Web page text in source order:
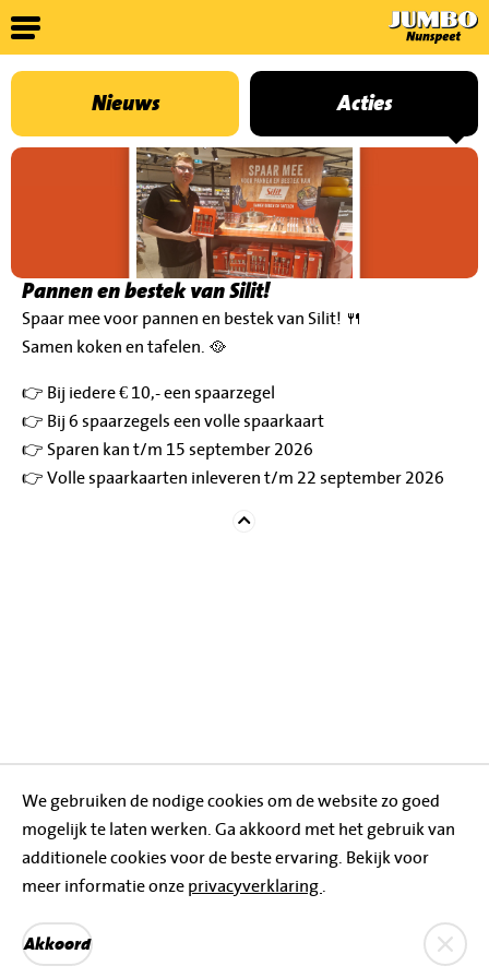
Nieuws Acties
Pannen en bestek van Silit!
Spaar mee voor pannen en bestek van Silit! 🍴
Samen koken en tafelen. 🥘
👉 Bij iedere € 10,- een spaarzegel
👉 Bij 6 spaarzegels een volle spaarkaart
👉 Sparen kan t/m 15 september 2026
👉 Volle spaarkaarten inleveren t/m 22 september 2026
We gebruiken de nodige cookies om de website zo goed
mogelijk te laten werken. Ga akkoord met het gebruik van
additionele cookies voor de beste ervaring. Bekijk voor
meer informatie onze privacyverklaring
Akkoord